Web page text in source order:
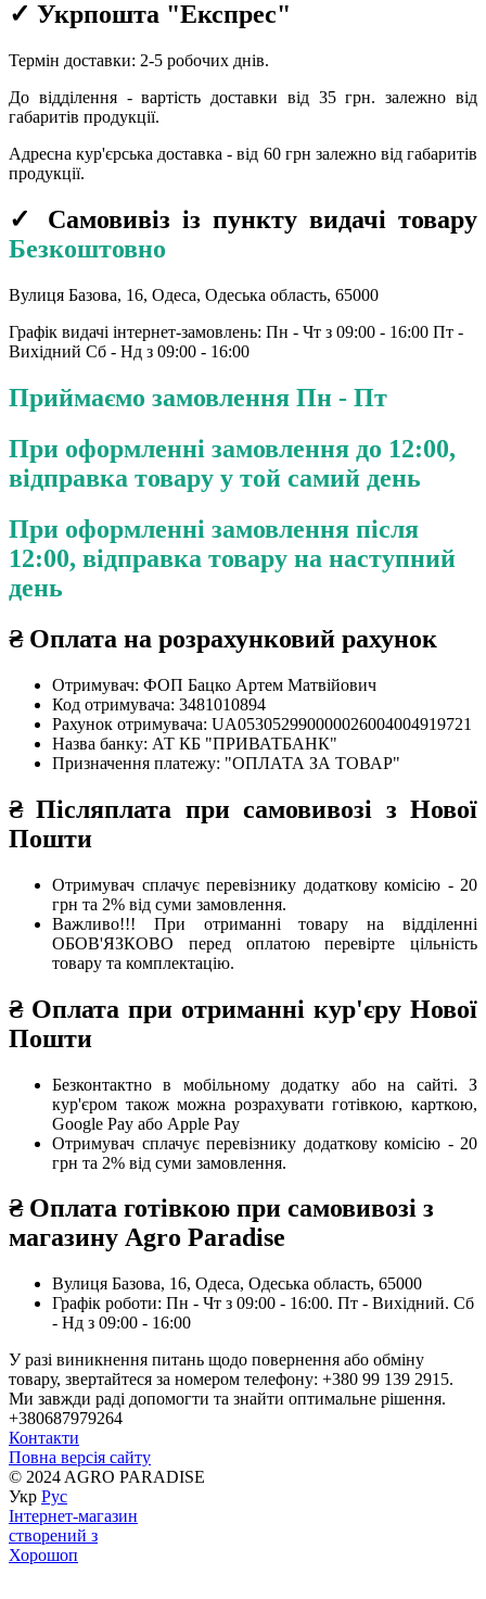
✓ Укрпошта "Експрес"
Термін доставки: 2-5 робочих днів.
До відділення - вартість доставки від 35 грн.залежно від
габаритів продукції.
Адресна кур'єрська доставка - від 60 грн залежно від габаритів
продукції.
✓ Самовивіз із пункту видачі товару
Безкоштовно
Вулиця Базова, 16, Одеса, Одеська область, 65000
Графік видачі інтернет-замовлень: Пн - Чт з 09:00 - 16:00 Пт -
Вихідний Сб - Нд з 09:00 - 16:00
Приймаємо замовлення Пн - Пт
При оформленні замовлення до 12:00,
відправка товару у той самий день
При оформленні замовлення після
12:00, відправка товару на наступний
день
₴ Оплата на розрахунковий рахунок
Отримувач: ФОП Бацко Артем Матвійович
Код отримувача: 3481010894
Рахунок отримувача: UA053052990000026004004919721
Назва банку: АТ КБ "ПРИВАТБАНК"
Призначення платежу: "ОПЛАТА ЗА ТОВАР"
₴ Післяплата при самовивозі з Нової
Пошти
Отримувач сплачує перевізнику додаткову комісію - 20
грн та 2% від суми замовлення.
Важливо!!! При отриманні товару на відділенні
ОБОВ'ЯЗКОВО перед оплатою перевірте цільність
товару та комплектацію.
₴ Оплата при отриманні кур'єру Нової
Пошти
Безконтактно в мобільному додатку або на сайті. З
кур'єром також можна розрахувати готівкою, карткою,
Google Pay або Apple Pay
Отримувач сплачує перевізнику додаткову комісію - 20
грн та 2% від суми замовлення.
₴ Оплата готівкою при самовивозі з
магазину Agro Paradise
Вулиця Базова, 16, Одеса, Одеська область, 65000
Графік роботи: Пн - Чт з 09:00 - 16:00. Пт - Вихідний. Сб
- Нд з 09:00 - 16:00
У разі виникнення питань щодо повернення або обміну
товару, звертайтеся за номером телефону: +380 99 139 2915.
Ми завжди раді допомогти та знайти оптимальне рішення.
+380687979264
Контакти
Повна версія сайту
© 2024 AGRO PARADISE
Укр Рус
Інтернет-магазин
створений з
Хорошоп